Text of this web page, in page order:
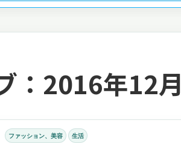
：2016年12月
ファッション、美容 生活